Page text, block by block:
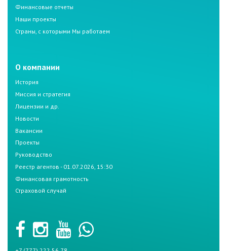
Финансовые отчеты
Наши проекты
Страны, с которыми Мы работаем
О компании
История
Миссия и стратегия
Лицензии и др.
Новости
Вакансии
Проекты
Руководство
Реестр агентов - 01.07.2026, 15:30
Финансовая грамотность
Страховой случай